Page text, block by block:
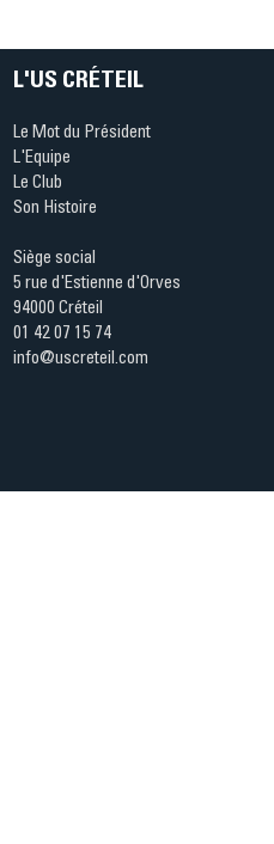
L'US CRÉTEIL
Le Mot du Président
L'Equipe
Le Club
Son Histoire
Siège social
5 rue d'Estienne d'Orves
94000 Créteil
01 42 07 15 74
info@uscreteil.com